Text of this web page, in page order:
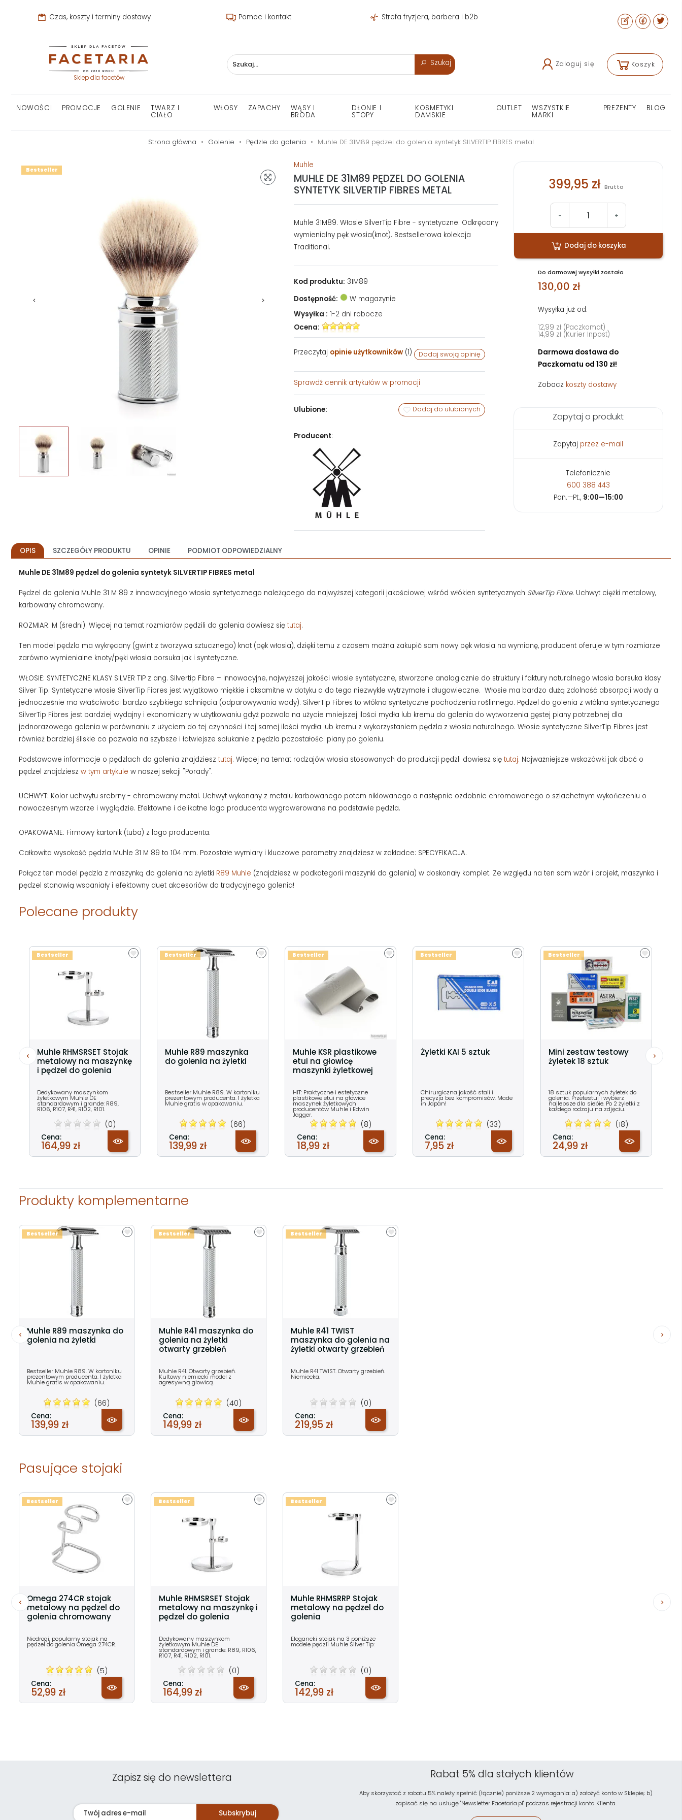
Czas, koszty i terminy dostawy Pomoc i kontakt Strefa fryzjera, barbera i b2b
Sklep dla facetów
Szukaj Zaloguj się Koszyk
NOWOŚCI PROMOCJE GOLENIE TWARZ I
CIAŁO
WŁOSY ZAPACHY WĄSY I
BRODA
DŁONIE I
STOPY
KOSMETYKI
DAMSKIE
OUTLET WSZYSTKIE
MARKI
PREZENTY BLOG
Strona główna Golenie Pędzle do golenia Muhle DE 31M89 pędzel do golenia syntetyk SILVERTIP FIBRES metal
Bestseller
Muhle
MUHLE DE 31M89 PĘDZEL DO GOLENIA
SYNTETYK SILVERTIP FIBRES METAL
Muhle 31M89. Włosie SilverTip Fibre - syntetyczne. Odkręcany
wymienialny pęk włosia(knot). Bestsellerowa kolekcja
Traditional.
Kod produktu: 31M89
Dostępność:
W magazynie
Wysyłka : 1-2 dni robocze
Ocena:
Przeczytaj opinie użytkowników(1) Dodaj swoją opinię
Sprawdź cennik artykułów w promocji
Ulubione: Dodaj do ulubionych
Producent:
399,95 zł Brutto
- +
Dodaj do koszyka
Do darmowej wysyłki zostało
130,00 zł
Wysyłka już od:
12,99 zł (Paczkomat)
14,99 zł (Kurier Inpost)
Darmowa dostawa do
Paczkomatu od 130 zł!
Zobacz koszty dostawy
Zapytaj o produkt
Zapytaj przez e-mail
Telefonicznie
600 388 443
Pon.—Pt., 9:00—15:00
OPIS SZCZEGÓŁY PRODUKTU OPINIE PODMIOT ODPOWIEDZIALNY
Muhle DE 31M89 pędzel do golenia syntetyk SILVERTIP FIBRES metal
Pędzel do golenia Muhle 31 M 89 z innowacyjnego włosia syntetycznego należącego do najwyższej kategorii jakościowej wśród włókien syntetycznych SilverTip Fibre. Uchwyt ciężki metalowy,
karbowany chromowany.
ROZMIAR: M (średni). Więcej na temat rozmiarów pędzili do golenia dowiesz się tutaj.
Ten model pędzla ma wykręcany (gwint z tworzywa sztucznego) knot (pęk włosia), dzięki temu z czasem można zakupić sam nowy pęk włosia na wymianę, producent oferuje w tym rozmiarze
zarówno wymienialne knoty/pęki włosia borsuka jak i syntetyczne.
WŁOSIE: SYNTETYCZNE KLASY SILVER TIP z ang. Silvertip Fibre – innowacyjne, najwyższej jakości włosie syntetyczne, stworzone analogicznie do struktury i faktury naturalnego włosia borsuka klasy
Silver Tip. Syntetyczne włosie SilverTip Fibres jest wyjątkowo miękkie i aksamitne w dotyku a do tego niezwykle wytrzymałe i długowieczne. Włosie ma bardzo dużą zdolność absorpcji wody a
jednocześnie ma właściwości bardzo szybkiego schnięcia (odparowywania wody). SilverTip Fibres to włókna syntetyczne pochodzenia roślinnego. Pędzel do golenia z włókna syntetycznego
SilverTip Fibres jest bardziej wydajny i ekonomiczny w użytkowaniu gdyż pozwala na użycie mniejszej ilości mydła lub kremu do golenia do wytworzenia gęstej piany potrzebnej dla
jednorazowego golenia w porównaniu z użyciem do tej czynności i tej samej ilości mydła lub kremu z wykorzystaniem pędzla z włosia naturalnego. Włosie syntetyczne SilverTip Fibres jest
również bardziej śliskie co pozwala na szybsze i łatwiejsze spłukanie z pędzla pozostałości piany po goleniu.
Podstawowe informacje o pędzlach do golenia znajdziesz tutaj. Więcej na temat rodzajów włosia stosowanych do produkcji pędzli dowiesz się tutaj. Najważniejsze wskazówki jak dbać o
pędzel znajdziesz w tym artykule w naszej sekcji "Porady".
UCHWYT: Kolor uchwytu srebrny - chromowany metal. Uchwyt wykonany z metalu karbowanego potem niklowanego a następnie ozdobnie chromowanego o szlachetnym wykończeniu o
nowoczesnym wzorze i wyglądzie. Efektowne i delikatne logo producenta wygrawerowane na podstawie pędzla.
OPAKOWANIE: Firmowy kartonik (tuba) z logo producenta.
Całkowita wysokość pędzla Muhle 31 M 89 to 104 mm. Pozostałe wymiary i kluczowe parametry znajdziesz w zakładce: SPECYFIKACJA.
Połącz ten model pędzla z maszynką do golenia na żyletki R89 Muhle (znajdziesz w podkategorii maszynki do golenia) w doskonały komplet. Ze względu na ten sam wzór i projekt, maszynka i
pędzel stanowią wspaniały i efektowny duet akcesoriów do tradycyjnego golenia!
Polecane produkty
Muhle RHMSRSET Stojak
metalowy na maszynkę
i pędzel do golenia
Dedykowany maszynkom
żyletkowym Muhle DE
standardowym i grande: R89,
R106, R107, R41, R102, R101.
(0)
Cena:
164,99 zł
Bestseller
Muhle R89 maszynka
do golenia na żyletki
Bestseller Muhle R89. W kartoniku
prezentowym producenta. 1 żyletka
Muhle gratis w opakowaniu.
(66)
Cena:
139,99 zł
Bestseller
Muhle KSR plastikowe
etui na głowicę
maszynki żyletkowej
HIT: Praktyczne i estetyczne
plastikowe etui na głowice
maszynek żyletkowych
producentów Muhle i Edwin
Jagger.
(8)
Cena:
18,99 zł
Bestseller
Żyletki KAI 5 sztuk
Chirurgiczna jakość stali i
precyzja bez kompromisów. Made
in Japan!
(33)
Cena:
7,95 zł
Bestseller
Mini zestaw testowy
żyletek 18 sztuk
18 sztuk popularnych żyletek do
golenia. Przetestuj i wybierz
najlepsze dla siebie. Po 2 żyletki z
każdego rodzaju na zdjęciu.
(18)
Cena:
24,99 zł
Bestseller
Produkty komplementarne
Muhle R89 maszynka do
golenia na żyletki
Bestseller Muhle R89. W kartoniku
prezentowym producenta. 1 żyletka
Muhle gratis w opakowaniu.
(66)
Cena:
139,99 zł
Bestseller
Muhle R41 maszynka do
golenia na żyletki
otwarty grzebień
Muhle R41. Otwarty grzebień.
Kultowy niemiecki model z
agresywną głowicą.
(40)
Cena:
149,99 zł
Bestseller
Muhle R41 TWIST
maszynka do golenia na
żyletki otwarty grzebień
Muhle R41 TWIST. Otwarty grzebień.
Niemiecka.
(0)
Cena:
219,95 zł
Bestseller
Pasujące stojaki
Omega 274CR stojak
metalowy na pędzel do
golenia chromowany
Niedrogi, popularny stojak na
pędzel do golenia Omega 274CR.
(5)
Cena:
52,99 zł
Bestseller
Muhle RHMSRSET Stojak
metalowy na maszynkę i
pędzel do golenia
Dedykowany maszynkom
żyletkowym Muhle DE
standardowym i grande: R89, R106,
R107, R41, R102, R101.
(0)
Cena:
164,99 zł
Bestseller
Muhle RHMSRRP Stojak
metalowy na pędzel do
golenia
Elegancki stojak na 3 poniższe
modele pędzli Muhle Silver Tip:
(0)
Cena:
142,99 zł
Bestseller
Zapisz się do newslettera
Subskrybuj
Rabat 5% dla stałych klientów
Aby skorzystać z rabatu 5% należy spełnić (łącznie) poniższe 2 wymagania: a) założyć konto w Sklepie; b)
zapisać się na usługę "Newsletter Facetaria.pl" podczas rejestracji konta Klienta.